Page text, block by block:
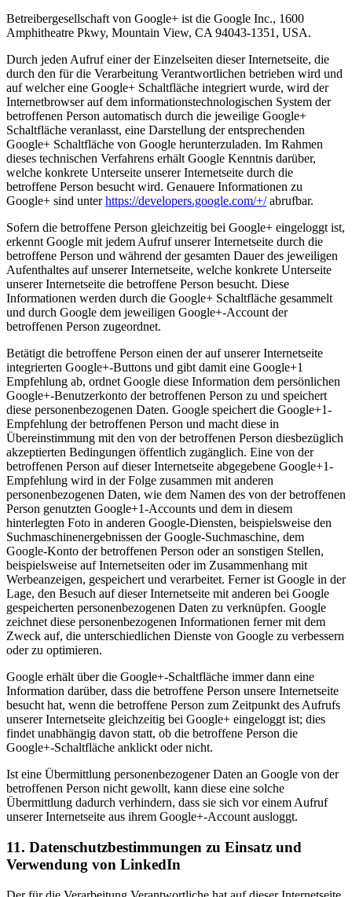
Betreibergesellschaft von Google+ ist die Google Inc., 1600
Amphitheatre Pkwy, Mountain View, CA 94043-1351, USA.
Durch jeden Aufruf einer der Einzelseiten dieser Internetseite, die
durch den für die Verarbeitung Verantwortlichen betrieben wird und
auf welcher eine Google+ Schaltfläche integriert wurde, wird der
Internetbrowser auf dem informationstechnologischen System der
betroffenen Person automatisch durch die jeweilige Google+
Schaltfläche veranlasst, eine Darstellung der entsprechenden
Google+ Schaltfläche von Google herunterzuladen. Im Rahmen
dieses technischen Verfahrens erhält Google Kenntnis darüber,
welche konkrete Unterseite unserer Internetseite durch die
betroffene Person besucht wird. Genauere Informationen zu
Google+ sind unterhttps://developers.google.com/+/abrufbar.
Sofern die betroffene Person gleichzeitig bei Google+ eingeloggt ist,
erkennt Google mit jedem Aufruf unserer Internetseite durch die
betroffene Person und während der gesamten Dauer des jeweiligen
Aufenthaltes auf unserer Internetseite, welche konkrete Unterseite
unserer Internetseite die betroffene Person besucht. Diese
Informationen werden durch die Google+ Schaltfläche gesammelt
und durch Google dem jeweiligen Google+-Account der
betroffenen Person zugeordnet.
Betätigt die betroffene Person einen der auf unserer Internetseite
integrierten Google+-Buttons und gibt damit eine Google+1
Empfehlung ab, ordnet Google diese Information dem persönlichen
Google+-Benutzerkonto der betroffenen Person zu und speichert
diese personenbezogenen Daten. Google speichert die Google+1-
Empfehlung der betroffenen Person und macht diese in
Übereinstimmung mit den von der betroffenen Person diesbezüglich
akzeptierten Bedingungen öffentlich zugänglich. Eine von der
betroffenen Person auf dieser Internetseite abgegebene Google+1-
Empfehlung wird in der Folge zusammen mit anderen
personenbezogenen Daten, wie dem Namen des von der betroffenen
Person genutzten Google+1-Accounts und dem in diesem
hinterlegten Foto in anderen Google-Diensten, beispielsweise den
Suchmaschinenergebnissen der Google-Suchmaschine, dem
Google-Konto der betroffenen Person oder an sonstigen Stellen,
beispielsweise auf Internetseiten oder im Zusammenhang mit
Werbeanzeigen, gespeichert und verarbeitet. Ferner ist Google in der
Lage, den Besuch auf dieser Internetseite mit anderen bei Google
gespeicherten personenbezogenen Daten zu verknüpfen. Google
zeichnet diese personenbezogenen Informationen ferner mit dem
Zweck auf, die unterschiedlichen Dienste von Google zu verbessern
oder zu optimieren.
Google erhält über die Google+-Schaltfläche immer dann eine
Information darüber, dass die betroffene Person unsere Internetseite
besucht hat, wenn die betroffene Person zum Zeitpunkt des Aufrufs
unserer Internetseite gleichzeitig bei Google+ eingeloggt ist; dies
findet unabhängig davon statt, ob die betroffene Person die
Google+-Schaltfläche anklickt oder nicht.
Ist eine Übermittlung personenbezogener Daten an Google von der
betroffenen Person nicht gewollt, kann diese eine solche
Übermittlung dadurch verhindern, dass sie sich vor einem Aufruf
unserer Internetseite aus ihrem Google+-Account ausloggt.
11. Datenschutzbestimmungen zu Einsatz und
Verwendung von LinkedIn